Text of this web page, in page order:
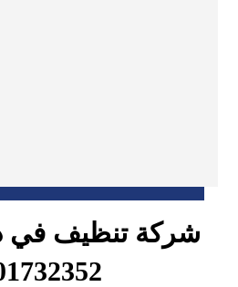
شركة تنظيف في